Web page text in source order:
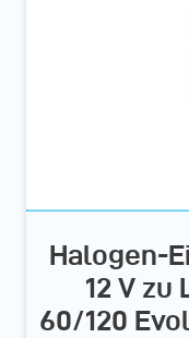
Halogen-
12 V
60/120